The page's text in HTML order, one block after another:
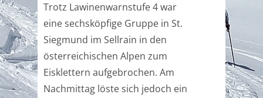
Trotz Lawinenwarnstufe 4 war
eine sechsköpfige Gruppe in St.
Siegmund im Sellrain in den
österreichischen Alpen zum
Eisklettern aufgebrochen. Am
Nachmittag löste sich jedoch ein